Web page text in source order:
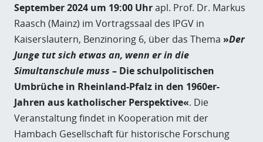
September 2024 um 19:00 Uhrapl. Prof. Dr. Markus
Raasch (Mainz) im Vortragssaal des IPGV in
Kaiserslautern, Benzinoring 6, über das Thema »Der
Junge tut sich etwas an, wenn er in die
Simultanschule muss – Die schulpolitischen
Umbrüche in Rheinland-Pfalz in den 1960er-
Jahren aus katholischer Perspektive«. Die
Veranstaltung findet in Kooperation mit der
Hambach Gesellschaft für historische Forschung